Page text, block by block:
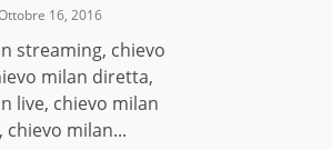
16, 2016
streaming, chievo
milan diretta,
live, chievo milan
milan...